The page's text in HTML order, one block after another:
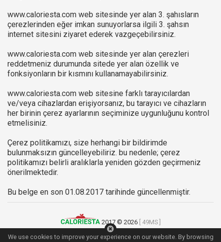
www.caloriesta.com web sitesinde yer alan 3. şahısların
çerezlerinden eğer imkan sunuyorlarsa ilgili 3. şahsın
internet sitesini ziyaret ederek vazgeçebilirsiniz.
www.caloriesta.com web sitesinde yer alan çerezleri
reddetmeniz durumunda sitede yer alan özellik ve
fonksiyonların bir kısmını kullanamayabilirsiniz.
www.caloriesta.com web sitesine farklı tarayıcılardan
ve/veya cihazlardan erişiyorsanız, bu tarayıcı ve cihazların
her birinin çerez ayarlarının seçiminize uygunluğunu kontrol
etmelisiniz.
Çerez politikamızı, size herhangi bir bildirimde
bulunmaksızın güncelleyebiliriz. bu nedenle; çerez
politikamızı belirli aralıklarla yeniden gözden geçirmeniz
önerilmektedir.
Bu belge en son 01.08.2017 tarihinde güncellenmiştir.
2017 © 2026
[ 49MS ]
Kullanım Şartları| Gizlilik Politikası |İletişim
We use cookies to improve your experience on our website. By browsing